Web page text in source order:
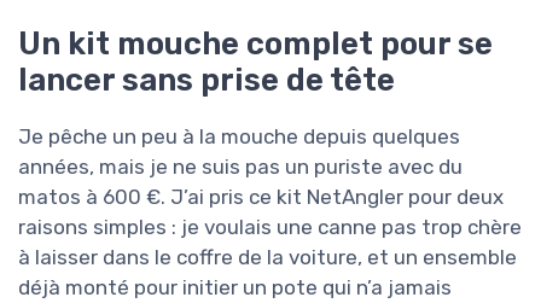
Un kit mouche complet pour se
lancer sans prise de tête
Je pêche un peu à la mouche depuis quelques
années, mais je ne suis pas un puriste avec du
matos à 600 €. J’ai pris ce kit NetAngler pour deux
raisons simples : je voulais une canne pas trop chère
à laisser dans le coffre de la voiture, et un ensemble
déjà monté pour initier un pote qui n’a jamais